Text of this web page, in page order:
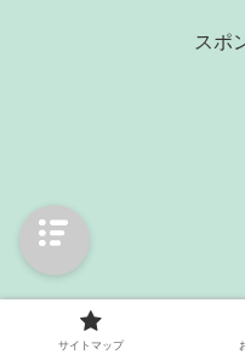
スポ
サイトマップ